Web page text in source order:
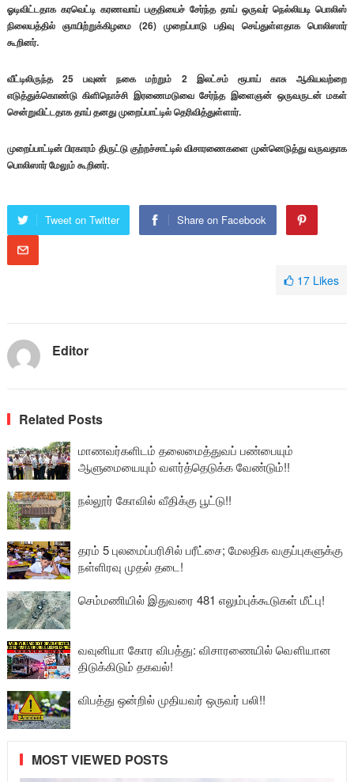
ஓடிவிட்டதாக கரவெட்டி கரணவாய் பகுதியைச் சேர்ந்த தாய் ஒருவர் நெல்லியடி பொலிஸ்
நிலையத்தில் ஞாயிற்றுக்கிழமை (26) முறைப்பாடு பதிவு செய்துள்ளதாக பொலிஸார்
கூறினர்.
வீட்டிலிருந்த 25 பவுண் நகை மற்றும் 2 இலட்சம் ரூபாய் காசு ஆகியவற்றை
எடுத்துக்கொண்டு கிளிநொச்சி இரணைமடுவை சேர்ந்த இளைஞன் ஒருவருடன் மகள்
சென்றுவிட்டதாக தாய் தனது முறைப்பாட்டில் தெரிவித்துள்ளார்.
முறைப்பாட்டின் பிரகாரம் திருட்டு குற்றச்சாட்டில் விசாரணைகளை முன்னெடுத்து வருவதாக
பொலிஸார் மேலும் கூறினர்.
Tweet on Twitter Share on Facebook
17 Likes
Editor
Related Posts
மாணவர்களிடம் தலைமைத்துவப் பண்பையும்
ஆளுமையையும் வளர்த்தெடுக்க வேண்டும்!!
நல்லூர் கோவில் வீதிக்கு பூட்டு!!
தரம் 5 புலமைப்பரிசில் பரீட்சை; மேலதிக வகுப்புகளுக்கு
நள்ளிரவு முதல் தடை!
செம்மணியில் இதுவரை 481 எலும்புக்கூடுகள் மீட்பு!
வவுனியா கோர விபத்து: விசாரணையில் வௌியான
திடுக்கிடும் தகவல்!
விபத்து ஒன்றில் முதியவர் ஒருவர் பலி!!
MOST VIEWED POSTS